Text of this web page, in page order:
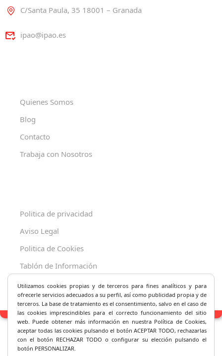
C/Santa Paula, 35 18001 – Granada
ipao@ipao.es
Quienes Somos
Blog
Contacto
Trabaja con Nosotros
Politica de privacidad
Aviso Legal
Politica de Cookies
Tablón de Información
Decreto 625/2019
Utilizamos cookies propias y de terceros para fines analíticos y para
ofrecerle servicios adecuados a su perfil, así como publicidad propia y de
terceros. La base de tratamiento es el consentimiento, salvo en el caso de
las cookies imprescindibles para el correcto funcionamiento del sitio
web. Puede obtener más información en nuestra Política de Cookies,
aceptar todas las cookies pulsando el botón ACEPTAR TODO, rechazarlas
con el botón RECHAZAR TODO o configurar su elección pulsando el
botón PERSONALIZAR.